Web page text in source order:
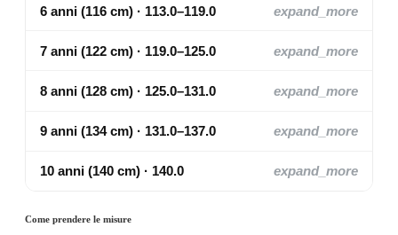
6 anni (116 cm) · 113.0–119.0 expand_more
7 anni (122 cm) · 119.0–125.0 expand_more
8 anni (128 cm) · 125.0–131.0 expand_more
9 anni (134 cm) · 131.0–137.0 expand_more
10 anni (140 cm) · 140.0 expand_more
Come prendere le misure